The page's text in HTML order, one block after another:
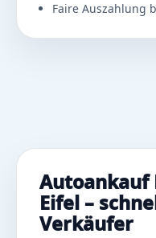
Faire Auszahlung
Autoankauf
Eifel –
Verkäufer